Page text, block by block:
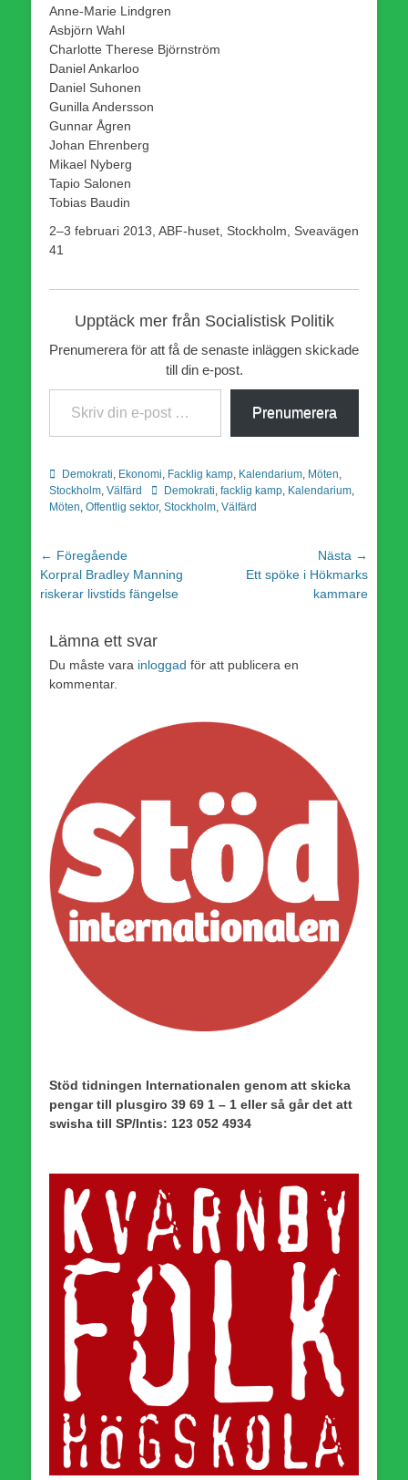
Anne-Marie Lindgren
Asbjörn Wahl
Charlotte Therese Björnström
Daniel Ankarloo
Daniel Suhonen
Gunilla Andersson
Gunnar Ågren
Johan Ehrenberg
Mikael Nyberg
Tapio Salonen
Tobias Baudin
2–3 februari 2013, ABF-huset, Stockholm, Sveavägen
41
Upptäck mer från Socialistisk Politik
Prenumerera för att få de senaste inläggen skickade
till din e-post.
Skriv din e-post …
Prenumerera
Kategorier
Demokrati Ekonomi Facklig kamp Kalendarium Möten
Stockholm Välfärd Etiketter
Demokrati facklig kamp Kalendarium
Möten Offentlig sektor, Stockholm Välfärd
Inläggsnavigering
← Föregående
Föregående
inlägg:
Korpral Bradley Manning
riskerar livstids fängelse
Nästa →
Ett spöke i Hökmarks
kammare
Lämna ett svar
Du måste vara inloggad för att publicera en
kommentar.
Stöd tidningen Internationalen genom att skicka
pengar till plusgiro 39 69 1 – 1 eller så går det att
swisha till SP/Intis: 123 052 4934